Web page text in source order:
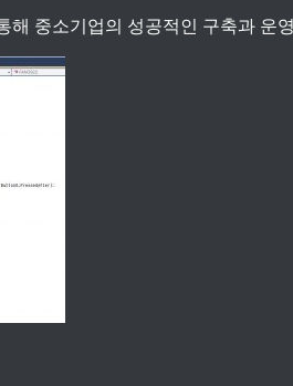
해 중소기업의 성공적인 구축과